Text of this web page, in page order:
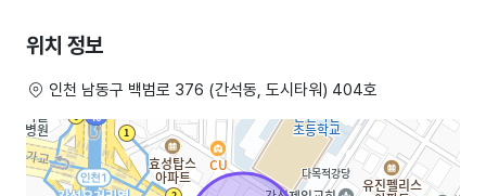
위치 정보
인천 남동구 백범로 376 (간석동, 도시타워) 404호